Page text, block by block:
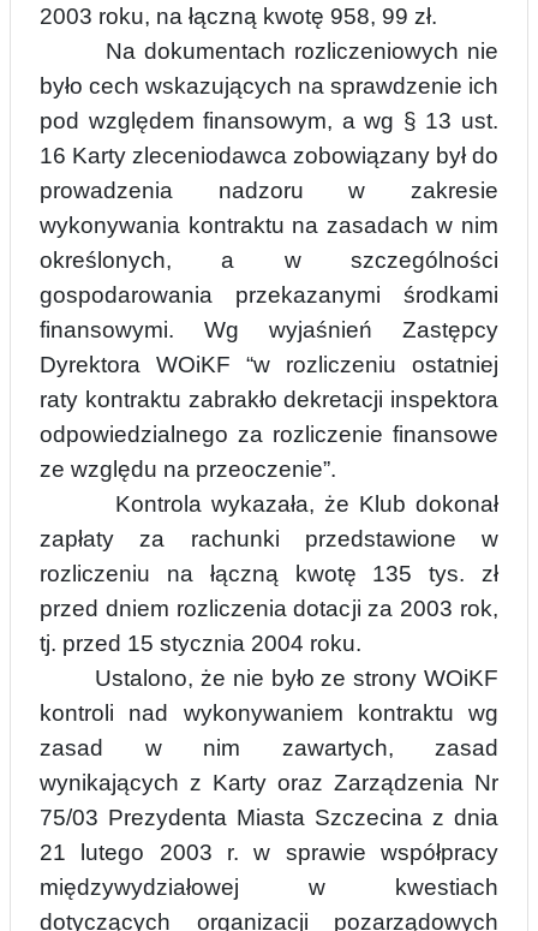
2003 roku, na łączną kwotę 958, 99 zł.
Na dokumentach rozliczeniowych nie
było cech wskazujących na sprawdzenie ich
pod względem finansowym, a wg § 13 ust.
16 Karty zleceniodawca zobowiązany był do
prowadzenia nadzoru w zakresie
wykonywania kontraktu na zasadach w nim
określonych, a w szczególności
gospodarowania przekazanymi środkami
finansowymi. Wg wyjaśnień Zastępcy
Dyrektora WOiKF “w rozliczeniu ostatniej
raty kontraktu zabrakło dekretacji inspektora
odpowiedzialnego za rozliczenie finansowe
ze względu na przeoczenie”.
Kontrola wykazała, że Klub dokonał
zapłaty za rachunki przedstawione w
rozliczeniu na łączną kwotę 135 tys. zł
przed dniem rozliczenia dotacji za 2003 rok,
tj. przed 15 stycznia 2004 roku.
Ustalono, że nie było ze strony WOiKF
kontroli nad wykonywaniem kontraktu wg
zasad w nim zawartych, zasad
wynikających z Karty oraz Zarządzenia Nr
75/03 Prezydenta Miasta Szczecina z dnia
21 lutego 2003 r. w sprawie współpracy
międzywydziałowej w kwestiach
dotyczących organizacji pozarządowych